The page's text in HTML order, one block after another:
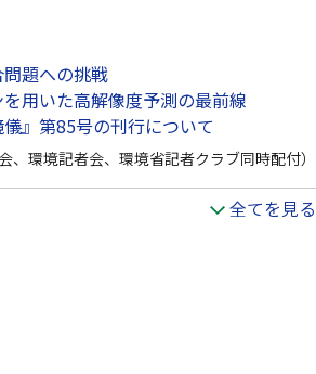
題への挑戦
用いた高解像度予測の最前線
』第85号の刊行について
、環境記者会、環境省記者クラブ同時配付）
全てを見る